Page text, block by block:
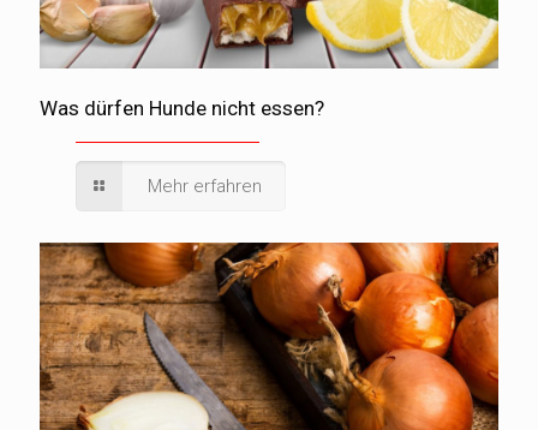
Was dürfen Hunde nicht essen?
Mehr erfahren